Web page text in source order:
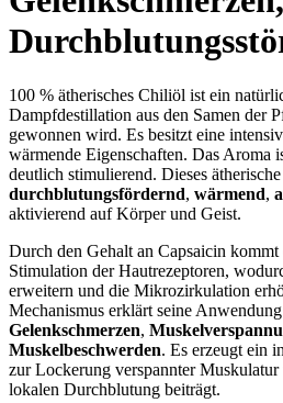
100 % ätherisches Chiliöl ist ein
Dampfdestillation aus den Samen der
gewonnen wird. Es besitzt eine
wärmende Eigenschaften. Das Aroma
deutlich stimulierend. Dieses
durchblutungsfördernd, wärmend,
aktivierend auf Körper und Geist.
Durch den Gehalt an Capsaicin kommt
Stimulation der Hautrezeptoren,
erweitern und die Mikrozirkulation
Mechanismus erklärt seine
Gelenkschmerzen,
Muskelbeschwerden. Es erzeugt ein
zur Lockerung verspannter Muskulatur
lokalen Durchblutung beiträgt.